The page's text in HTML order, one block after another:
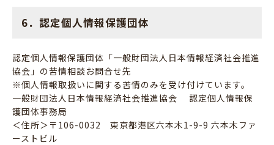
6．認定個人情報保護団体
認定個人情報保護団体「一般財団法人日本情報経済社会推進
協会」の苦情相談お問合せ先
※個人情報取扱いに関する苦情のみを受け付けています。
一般財団法人日本情報経済社会推進協会 認定個人情報保
護団体事務局
＜住所＞〒106-0032 東京都港区六本木1-9-9 六本木ファ
ーストビル